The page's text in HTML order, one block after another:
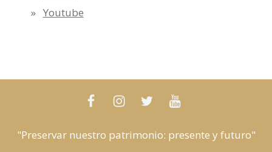
Youtube
"Preservar nuestro patrimonio: presente y futuro"